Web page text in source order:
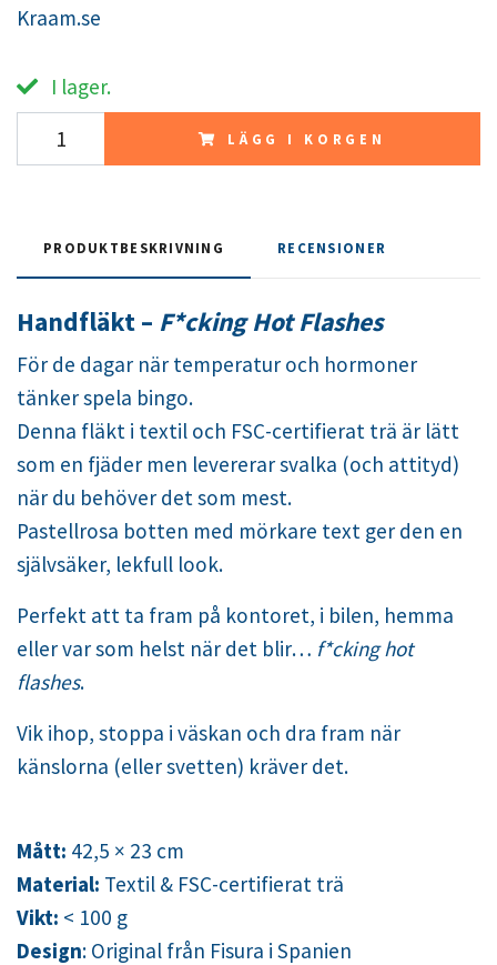
Kraam.se
I lager.
LÄGG I KORGEN
PRODUKTBESKRIVNING RECENSIONER
Handfläkt – F*cking Hot Flashes
För de dagar när temperatur och hormoner
tänker spela bingo.
Denna fläkt i textil och FSC-certifierat trä är lätt
som en fjäder men levererar svalka (och attityd)
när du behöver det som mest.
Pastellrosa botten med mörkare text ger den en
självsäker, lekfull look.
Perfekt att ta fram på kontoret, i bilen, hemma
eller var som helst när det blir… f*cking hot
flashes.
Vik ihop, stoppa i väskan och dra fram när
känslorna (eller svetten) kräver det.
Mått: 42,5 × 23 cm
Material: Textil & FSC-certifierat trä
Vikt: < 100 g
Design: Original från Fisura i Spanien